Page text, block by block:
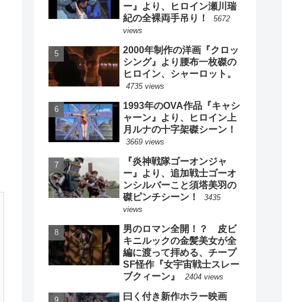
ー』より、ヒロイン瀬川瑞
紀の全裸両手吊り！
5672
views
2000年制作の洋画『クロッ
シング』より腰布一枚磔の
ヒロイン、シャーロット。
4735 views
1993年のOVA作品『キャシ
ャーン』より、ヒロイン上
月ルナの十字架磔シーン！
3669 views
『炎神戦隊ゴーオンジャ
ー』より、追加戦士ゴーオ
ンシルバーこと須塔美羽の
磔ピンチシーン！
3435
views
男のロマン全開！？ 皮ビ
キニルックの金髪美女が全
編に渡って拝める、チープ
SF怪作『女宇宙戦士スレー
ブクィーン』
2404 views
曰く付き新作ホラー映画